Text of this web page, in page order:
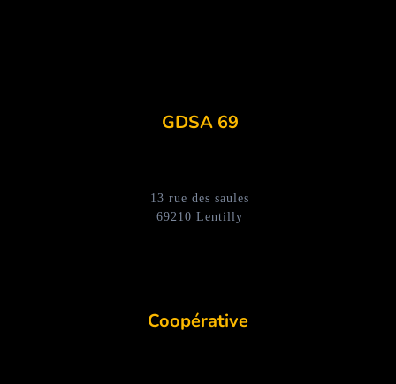
GDSA 69
13 rue des saules
69210 Lentilly
Coopérative